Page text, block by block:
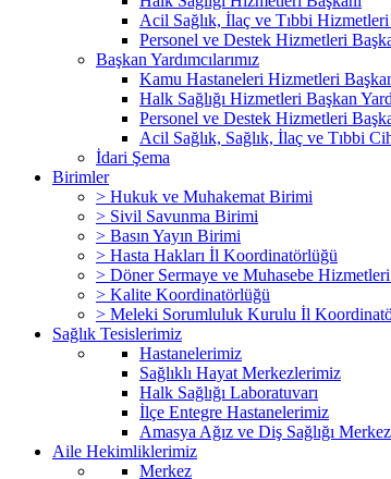
Acil Sağlık, İlaç ve Tıbbi Hizmetleri
Personel ve Destek Hizmetleri
Başkan Yardımcılarımız
Kamu Hastaneleri Hizmetleri
Halk Sağlığı Hizmetleri Başkan
Personel ve Destek Hizmetleri
Acil Sağlık, Sağlık, İlaç ve Tıbbi
İdari Şema
Birimler
> Hukuk ve Muhakemat Birimi
> Sivil Savunma Birimi
> Basın Yayın Birimi
> Hasta Hakları İl Koordinatörlüğü
> Döner Sermaye ve Muhasebe
> Kalite Koordinatörlüğü
> Meleki Sorumluluk Kurulu İl
Sağlık Tesislerimiz
Hastanelerimiz
Sağlıklı Hayat Merkezlerimiz
Halk Sağlığı Laboratuvarı
İlçe Entegre Hastanelerimiz
Amasya Ağız ve Diş Sağlığı
Aile Hekimliklerimiz
Merkez